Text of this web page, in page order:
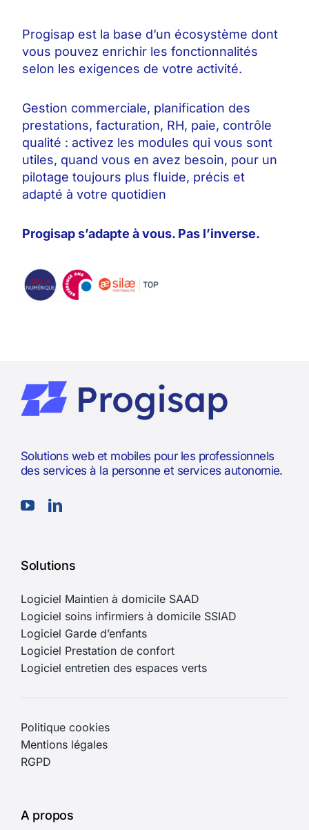
Progisap est la base d’un écosystème dont
vous pouvez enrichir les fonctionnalités
selon les exigences de votre activité.
Gestion commerciale, planification des
prestations, facturation, RH, paie, contrôle
qualité : activez les modules qui vous sont
utiles, quand vous en avez besoin, pour un
pilotage toujours plus fluide, précis et
adapté à votre quotidien
Progisap s’adapte à vous. Pas l’inverse.
Solutions web et mobiles pour les professionnels
des services à la personne et services autonomie.
Solutions
Logiciel Maintien à domicile SAAD
Logiciel soins infirmiers à domicile SSIAD
Logiciel Garde d’enfants
Logiciel Prestation de confort
Logiciel entretien des espaces verts
Politique cookies
Mentions légales
RGPD
A propos